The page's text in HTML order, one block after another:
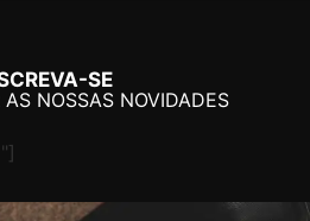
SE
AS NOSSAS NOVIDADES